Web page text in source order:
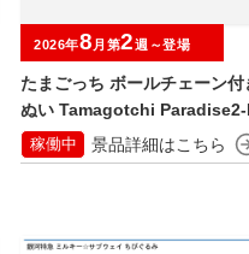
たまごっち ボールチェーン付
ぬい Tamagotchi Paradise2-
2026年8 月第2週～登場
稼働中